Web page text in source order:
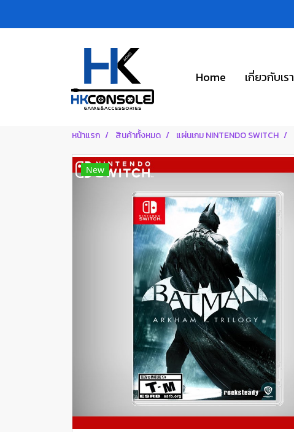
Home เกี่ยวกับเรา
หน้าแรก สินค้าทั้งหมด แผ่นเกม NINTENDO SWITCH
New